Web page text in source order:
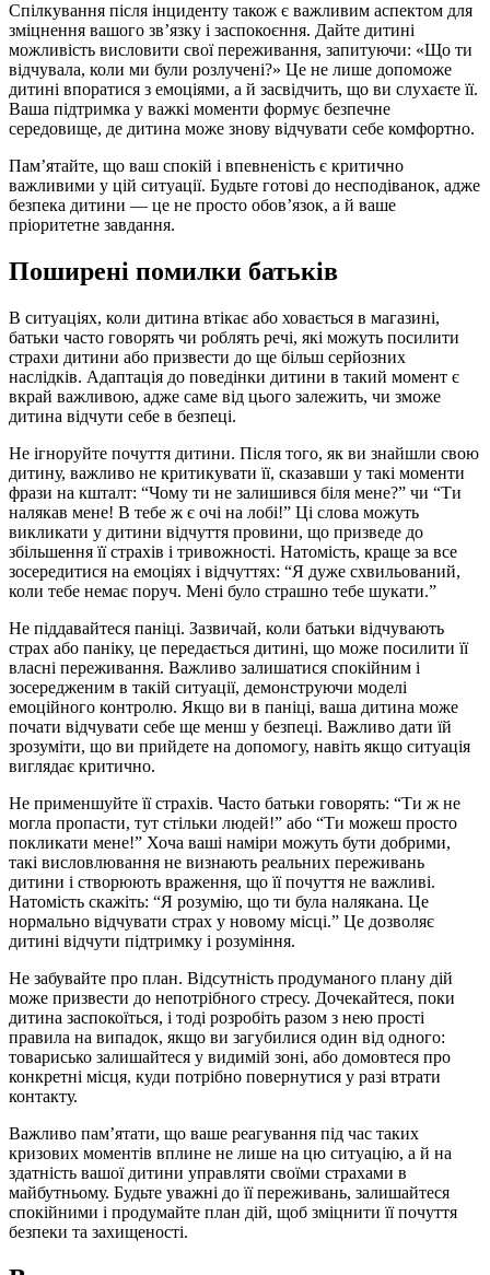
Спілкування після інциденту також є важливим аспектом для
зміцнення вашого зв’язку і заспокоєння. Дайте дитині
можливість висловити свої переживання, запитуючи: «Що ти
відчувала, коли ми були розлучені?» Це не лише допоможе
дитині впоратися з емоціями, а й засвідчить, що ви слухаєте її.
Ваша підтримка у важкі моменти формує безпечне
середовище, де дитина може знову відчувати себе комфортно.
Пам’ятайте, що ваш спокій і впевненість є критично
важливими у цій ситуації. Будьте готові до несподіванок, адже
безпека дитини — це не просто обов’язок, а й ваше
пріоритетне завдання.
Поширені помилки батьків
В ситуаціях, коли дитина втікає або ховається в магазині,
батьки часто говорять чи роблять речі, які можуть посилити
страхи дитини або призвести до ще більш серйозних
наслідків. Адаптація до поведінки дитини в такий момент є
вкрай важливою, адже саме від цього залежить, чи зможе
дитина відчути себе в безпеці.
Не ігноруйте почуття дитини. Після того, як ви знайшли свою
дитину, важливо не критикувати її, сказавши у такі моменти
фрази на кшталт: “Чому ти не залишився біля мене?” чи “Ти
налякав мене! В тебе ж є очі на лобі!” Ці слова можуть
викликати у дитини відчуття провини, що призведе до
збільшення її страхів і тривожності. Натомість, краще за все
зосередитися на емоціях і відчуттях: “Я дуже схвильований,
коли тебе немає поруч. Мені було страшно тебе шукати.”
Не піддавайтеся паніці. Зазвичай, коли батьки відчувають
страх або паніку, це передається дитині, що може посилити її
власні переживання. Важливо залишатися спокійним і
зосередженим в такій ситуації, демонструючи моделі
емоційного контролю. Якщо ви в паніці, ваша дитина може
почати відчувати себе ще менш у безпеці. Важливо дати їй
зрозуміти, що ви прийдете на допомогу, навіть якщо ситуація
виглядає критично.
Не применшуйте її страхів. Часто батьки говорять: “Ти ж не
могла пропасти, тут стільки людей!” або “Ти можеш просто
покликати мене!” Хоча ваші наміри можуть бути добрими,
такі висловлювання не визнають реальних переживань
дитини і створюють враження, що її почуття не важливі.
Натомість скажіть: “Я розумію, що ти була налякана. Це
нормально відчувати страх у новому місці.” Це дозволяє
дитині відчути підтримку і розуміння.
Не забувайте про план. Відсутність продуманого плану дій
може призвести до непотрібного стресу. Дочекайтеся, поки
дитина заспокоїться, і тоді розробіть разом з нею прості
правила на випадок, якщо ви загубилися один від одного:
товарисько залишайтеся у видимій зоні, або домовтеся про
конкретні місця, куди потрібно повернутися у разі втрати
контакту.
Важливо пам’ятати, що ваше реагування під час таких
кризових моментів вплине не лише на цю ситуацію, а й на
здатність вашої дитини управляти своїми страхами в
майбутньому. Будьте уважні до її переживань, залишайтеся
спокійними і продумайте план дій, щоб зміцнити її почуття
безпеки та захищеності.